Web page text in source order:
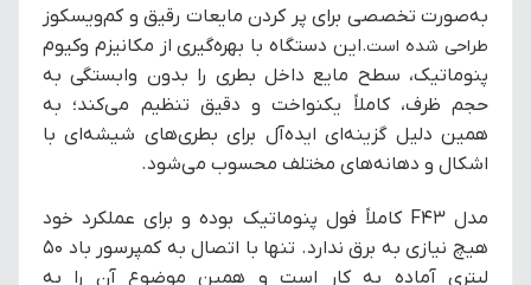
به‌صورت تخصصی برای پر کردن مایعات رقیق و کم‌ویسکوز
طراحی شده است.این دستگاه با بهره‌گیری از مکانیزم وکیوم
پنوماتیک، سطح مایع داخل بطری را بدون وابستگی به
حجم ظرف، کاملاً یکنواخت و دقیق تنظیم می‌کند؛ به
همین دلیل گزینه‌ای ایده‌آل برای بطری‌های شیشه‌ای با
اشکال و دهانه‌های مختلف محسوب می‌شود.
مدل F43 کاملاً فول پنوماتیک بوده و برای عملکرد خود
هیچ نیازی به برق ندارد. تنها با اتصال به کمپرسور باد ۵۰
لیتری آماده به کار است و همین موضوع آن را به